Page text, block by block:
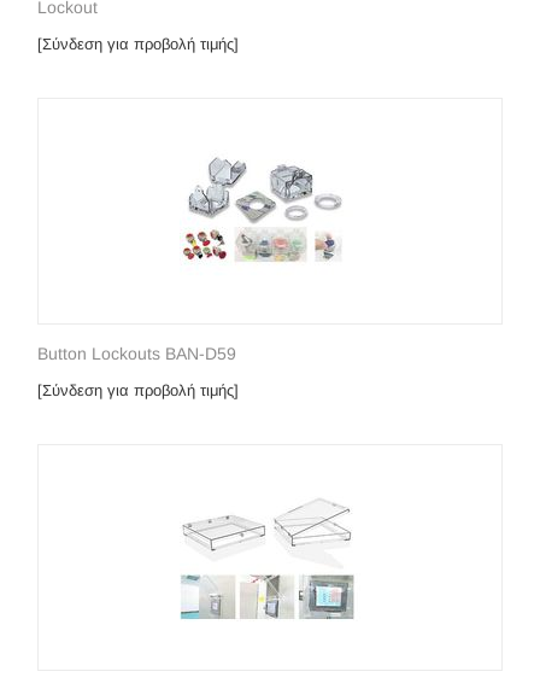
Lockout
[Σύνδεση για προβολή τιμής]
Button Lockouts BAN-D59
[Σύνδεση για προβολή τιμής]